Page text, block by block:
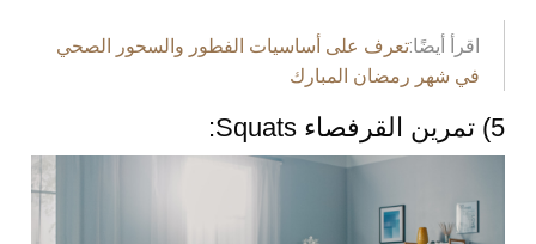
اقرأ أيضًا:تعرف على أساسيات الفطور والسحور الصحي
في شهر رمضان المبارك
5) تمرين القرفصاء Squats: